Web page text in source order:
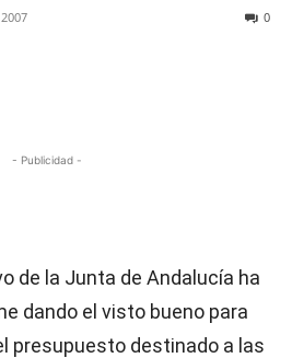
0
- Publicidad -
de la Junta de Andalucía ha
dando el visto bueno para
presupuesto destinado a las